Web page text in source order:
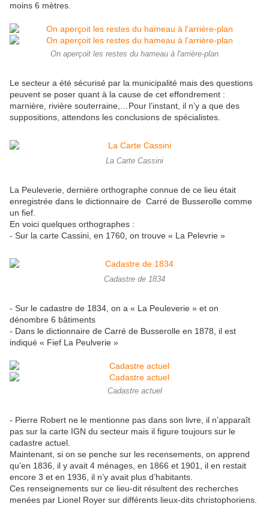
moins 6 mètres.
On aperçoit les restes du hameau à l'arrière-plan
Le secteur a été sécurisé par la municipalité mais des questions
peuvent se poser quant à la cause de cet effondrement :
marnière, rivière souterraine,…Pour l’instant, il n’y a que des
suppositions, attendons les conclusions de spécialistes.
La Carte Cassini
La Peuleverie, dernière orthographe connue de ce lieu était
enregistrée dans le dictionnaire de Carré de Busserolle comme
un fief.
En voici quelques orthographes :
- Sur la carte Cassini, en 1760, on trouve « La Pelevrie »
Cadastre de 1834
- Sur le cadastre de 1834, on a « La Peuleverie » et on
dénombre 6 bâtiments
- Dans le dictionnaire de Carré de Busserolle en 1878, il est
indiqué « Fief La Peulverie »
Cadastre actuel
- Pierre Robert ne le mentionne pas dans son livre, il n’apparaît
pas sur la carte IGN du secteur mais il figure toujours sur le
cadastre actuel.
Maintenant, si on se penche sur les recensements, on apprend
qu’en 1836, il y avait 4 ménages, en 1866 et 1901, il en restait
encore 3 et en 1936, il n’y avait plus d’habitants.
Ces renseignements sur ce lieu-dit résultent des recherches
menées par Lionel Royer sur différents lieux-dits christophoriens.